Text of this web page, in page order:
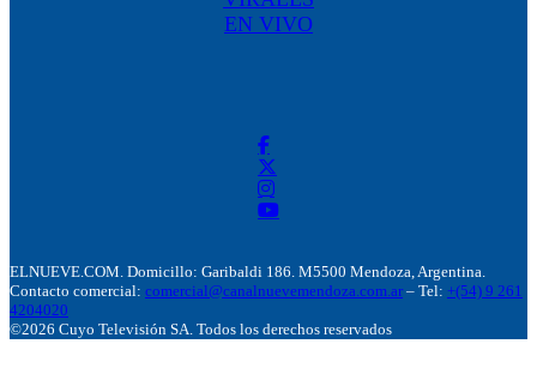
EN VIVO
ELNUEVE.COM. Domicillo: Garibaldi 186. M5500 Mendoza, Argentina.
Contacto comercial: comercial@canalnuevemendoza.com.ar – Tel: +(54) 9 261
4204020
©2026 Cuyo Televisión SA. Todos los derechos reservados